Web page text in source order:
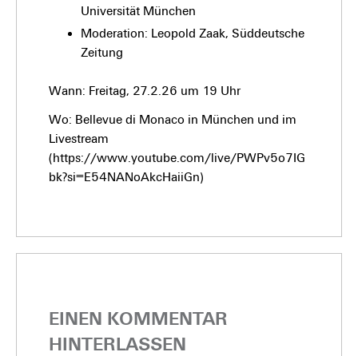
Universität München
Moderation: Leopold Zaak, Süddeutsche
Zeitung
Wann: Freitag, 27.2.26 um 19 Uhr
Wo: Bellevue di Monaco in München und im
Livestream
(https://www.youtube.com/live/PWPv5o7IG
bk?si=E54NANoAkcHaiiGn)
EINEN KOMMENTAR
HINTERLASSEN